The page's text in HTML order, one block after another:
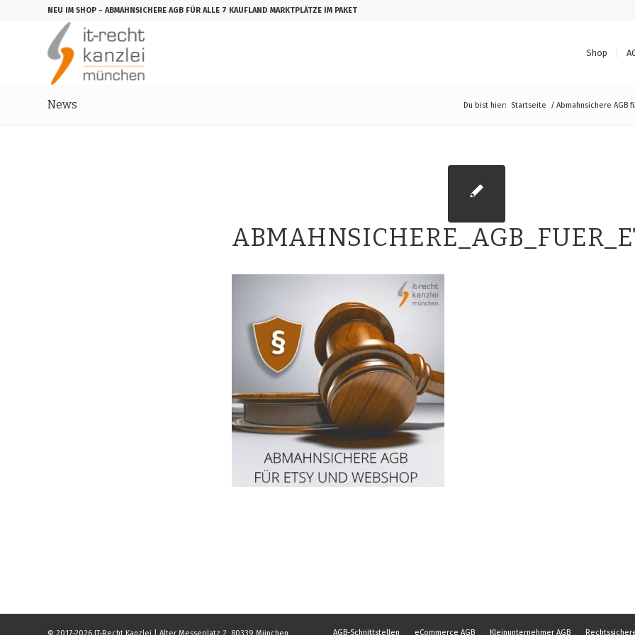
NEU IM SHOP - ABMAHNSICHERE AGB FÜR ALLE 7 KAUFLAND MARKTPLÄTZE IM PAKET
Shop
News Du bist hier: Startseite / Abmahnsichere AGB
© 2017-2026 IT-Recht Kanzlei | Alter Messeplatz 2, 80339 München AGB-Schnittstellen eCommerce AGB Kleinunternehmer AGB